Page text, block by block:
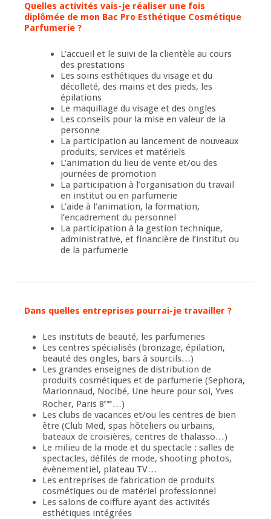
Quelles activités vais-je réaliser une fois
diplômée de mon Bac Pro Esthétique Cosmétique
Parfumerie ?
L’accueil et le suivi de la clientèle au cours
des prestations
Les soins esthétiques du visage et du
décolleté, des mains et des pieds, les
épilations
Le maquillage du visage et des ongles
Les conseils pour la mise en valeur de la
personne
La participation au lancement de nouveaux
produits, services et matériels
L’animation du lieu de vente et/ou des
journées de promotion
La participation à l’organisation du travail
en institut ou en parfumerie
L’aide à l’animation, la formation,
l’encadrement du personnel
La participation à la gestion technique,
administrative, et financière de l’institut ou
de la parfumerie
Dans quelles entreprises pourrai-je travailler ?
Les instituts de beauté, les parfumeries
Les centres spécialisés (bronzage, épilation,
beauté des ongles, bars à sourcils…)
Les grandes enseignes de distribution de
produits cosmétiques et de parfumerie (Sephora,
Marionnaud, Nocibé, Une heure pour soi, Yves
Rocher, Paris 8ème …)
Les clubs de vacances et/ou les centres de bien
être (Club Med, spas hôteliers ou urbains,
bateaux de croisières, centres de thalasso…)
Le milieu de la mode et du spectacle : salles de
spectacles, défilés de mode, shooting photos,
évènementiel, plateau TV…
Les entreprises de fabrication de produits
cosmétiques ou de matériel professionnel
Les salons de coiffure ayant des activités
esthétiques intégrées